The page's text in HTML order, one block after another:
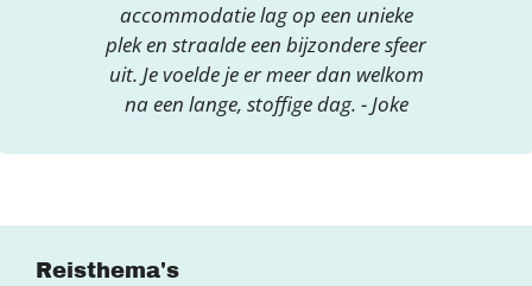
accommodatie lag op een unieke
plek en straalde een bijzondere sfeer
uit. Je voelde je er meer dan welkom
na een lange, stoffige dag. - Joke
Reisthema's